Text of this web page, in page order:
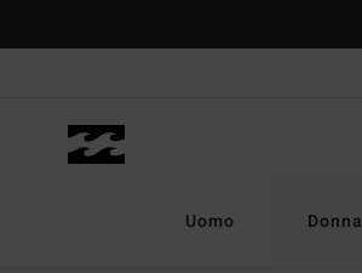
prodotto
Uomo Donna